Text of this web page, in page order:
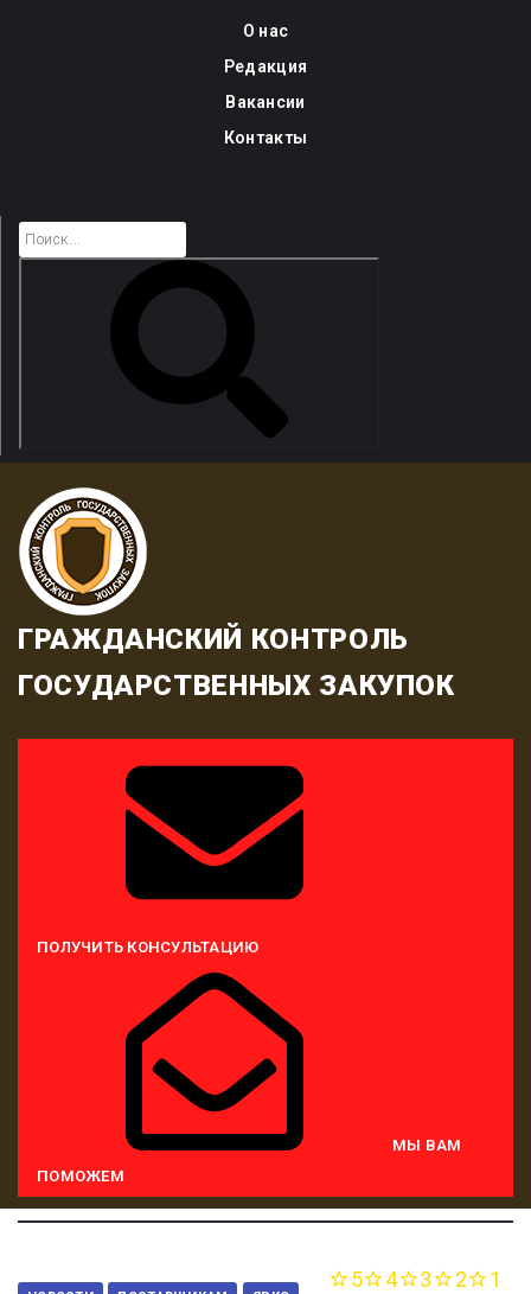
О нас
Редакция
Вакансии
Контакты
ГРАЖДАНСКИЙ КОНТРОЛЬ
ГОСУДАРСТВЕННЫХ ЗАКУПОК
ПОЛУЧИТЬ КОНСУЛЬТАЦИЮ
МЫ ВАМ
ПОМОЖЕМ
5 4 3 2 1